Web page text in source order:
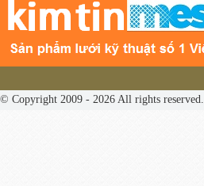
© Copyright 2009 - 2026 All rights reserved.